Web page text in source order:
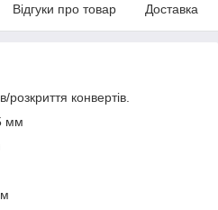
Відгуки про товар Доставка
конвертів.
мм